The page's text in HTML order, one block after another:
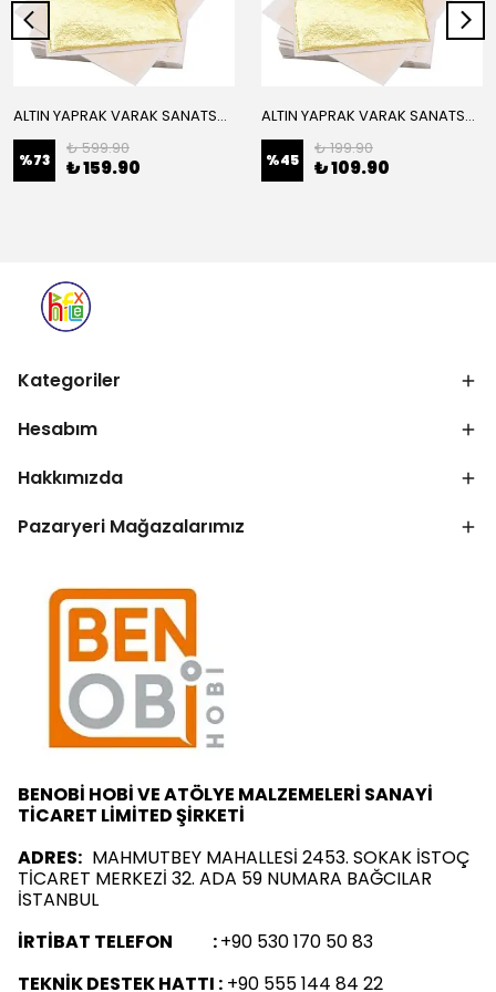
ALTIN YAPRAK VARAK SANATSAL BÜYÜK BOY FOLYO EPOKSİ REÇİNE NAİL ART 16 ADET 14X14 CM ALTIN RENK
%73
₺ 599.90
₺ 159.90
ALTIN YAPRAK VARAK SANATSAL BÜYÜK BOY FOLYO EPOKSİ REÇİNE NAİL ART 8 ADET ALTIN RENK 14X14 CM
%45
₺ 199.90
₺ 109.90
Kategoriler
Hesabım
Hakkımızda
Pazaryeri Mağazalarımız
BENOBİ HOBİ VE ATÖLYE MALZEMELERİ SANAYİ
TİCARET LİMİTED ŞİRKETİ
ADRES: MAHMUTBEY MAHALLESİ 2453. SOKAK İSTOÇ
TİCARET MERKEZİ 32. ADA 59 NUMARA BAĞCILAR
İSTANBUL
İRTİBAT TELEFON :+90 530 170 50 83
TEKNİK DESTEK HATTI : +90 555 144 84 22